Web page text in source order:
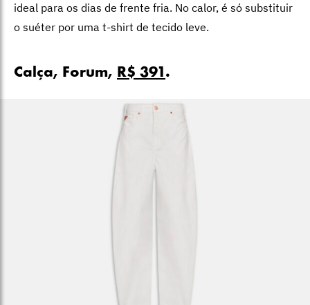
ideal para os dias de frente fria. No calor, é só substituir
o suéter por uma t-shirt de tecido leve.
Calça, Forum, R$ 391.